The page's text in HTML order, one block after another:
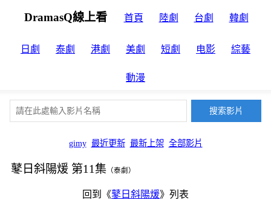
DramasQ線上看 首頁 陸劇 台劇 韓劇
日劇 泰劇 港劇 美劇 短劇 电影 綜藝
動漫
gimy 最近更新 最新上架 全部影片
鼕日斜陽煖 第11集 （泰劇）
回到《鼕日斜陽煖》列表